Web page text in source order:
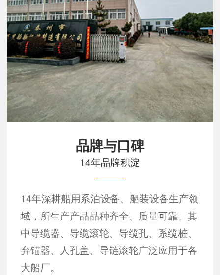
品牌与口碑
14年品牌积淀
14年深耕船用系泊设备、舾装设备生产领
域，所生产产品品种齐全、质量可靠。其
中导缆器、导缆滚轮、导缆孔、系缆桩、
弃锚器、人孔盖、导链滚轮广泛应用于各
大船厂。